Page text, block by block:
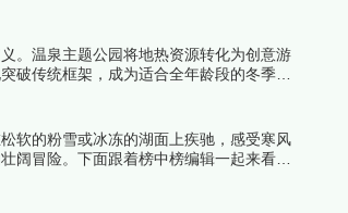
。温泉主题公园将地热资源转化为创意游
破传统框架，成为适合全年龄段的冬季欢
所让温暖与欢笑成为冬日的主旋律。下面
软的粉雪或冰冻的湖面上疾驰，感受寒风
阔冒险。下面跟着榜中榜编辑一起来看看